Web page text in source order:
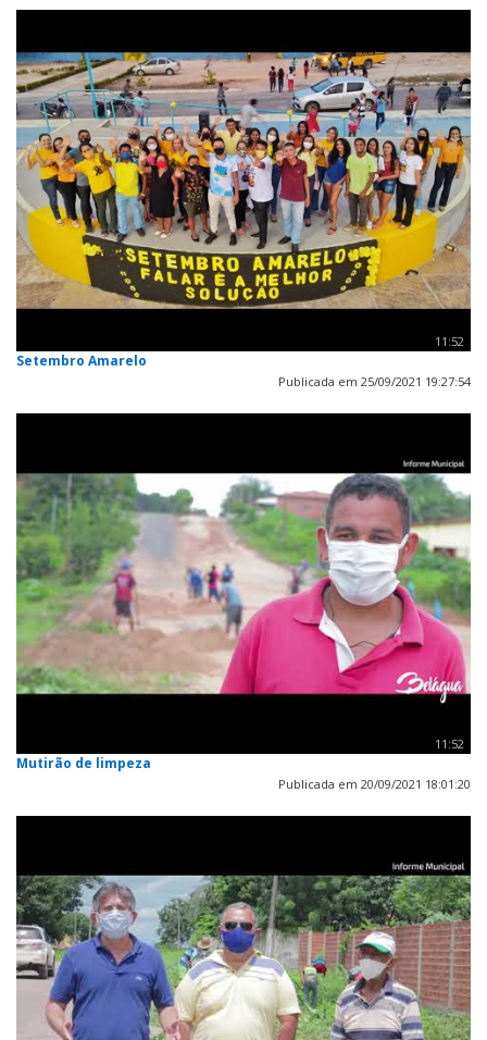
11:52
Setembro Amarelo
Publicada em 25/09/2021 19:27:54
11:52
Mutirão de limpeza
Publicada em 20/09/2021 18:01:20